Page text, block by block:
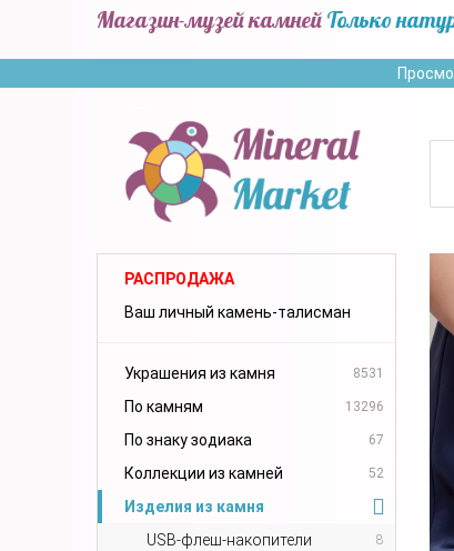
Магазин-музей камней Только
РАСПРОДАЖА
Ваш личный камень-талисман
Украшения из камня 8531
По камням 13296
По знаку зодиака 67
Коллекции из камней 52
Изделия из камня
USB-флеш-накопители
8